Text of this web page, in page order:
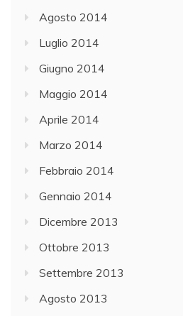
Agosto 2014
Luglio 2014
Giugno 2014
Maggio 2014
Aprile 2014
Marzo 2014
Febbraio 2014
Gennaio 2014
Dicembre 2013
Ottobre 2013
Settembre 2013
Agosto 2013